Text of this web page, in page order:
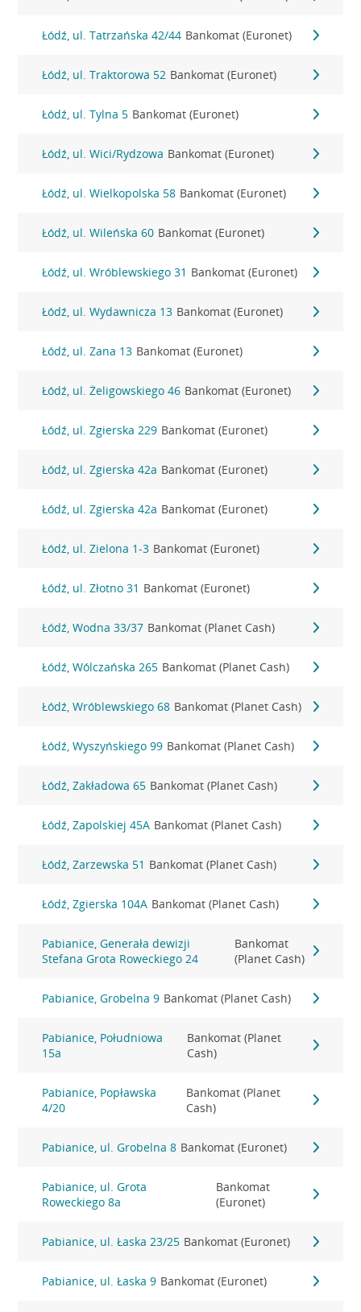
Łódź, ul. Tatrzańska 42/44 Bankomat (Euronet)
Łódź, ul. Traktorowa 52 Bankomat (Euronet)
Łódź, ul. Tylna 5 Bankomat (Euronet)
Łódź, ul. Wici/Rydzowa Bankomat (Euronet)
Łódź, ul. Wielkopolska 58 Bankomat (Euronet)
Łódź, ul. Wileńska 60 Bankomat (Euronet)
Łódź, ul. Wróblewskiego 31 Bankomat (Euronet)
Łódź, ul. Wydawnicza 13 Bankomat (Euronet)
Łódź, ul. Zana 13 Bankomat (Euronet)
Łódź, ul. Żeligowskiego 46 Bankomat (Euronet)
Łódź, ul. Zgierska 229 Bankomat (Euronet)
Łódź, ul. Zgierska 42a Bankomat (Euronet)
Łódź, ul. Zgierska 42a Bankomat (Euronet)
Łódź, ul. Zielona 1-3 Bankomat (Euronet)
Łódź, ul. Złotno 31 Bankomat (Euronet)
Łódź, Wodna 33/37 Bankomat (Planet Cash)
Łódź, Wólczańska 265 Bankomat (Planet Cash)
Łódź, Wróblewskiego 68 Bankomat (Planet Cash)
Łódź, Wyszyńskiego 99 Bankomat (Planet Cash)
Łódź, Zakładowa 65 Bankomat (Planet Cash)
Łódź, Zapolskiej 45A Bankomat (Planet Cash)
Łódź, Zarzewska 51 Bankomat (Planet Cash)
Łódź, Zgierska 104A Bankomat (Planet Cash)
Pabianice, Generała dewizji
Stefana Grota Roweckiego 24
Bankomat
(Planet Cash)
Pabianice, Grobelna 9 Bankomat (Planet Cash)
Pabianice, Południowa
15a
Bankomat (Planet
Cash)
Pabianice, Popławska
4/20
Bankomat (Planet
Cash)
Pabianice, ul. Grobelna 8 Bankomat (Euronet)
Pabianice, ul. Grota
Roweckiego 8a
Bankomat
(Euronet)
Pabianice, ul. Łaska 23/25 Bankomat (Euronet)
Pabianice, ul. Łaska 9 Bankomat (Euronet)